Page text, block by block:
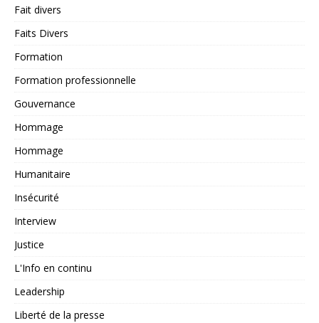
Fait divers
Faits Divers
Formation
Formation professionnelle
Gouvernance
Hommage
Hommage
Humanitaire
Insécurité
Interview
Justice
L'Info en continu
Leadership
Liberté de la presse